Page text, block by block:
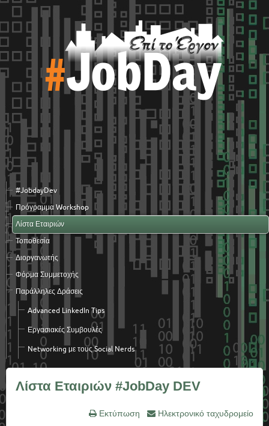
#JobdayDev
Πρόγραμμα Workshop
Λίστα Εταιριών
Τοποθεσία
Διοργανωτής
Φόρμα Συμμετοχής
Παράλληλες Δράσεις
Advanced LinkedΙn Tips
Εργασιακές Συμβουλές
Networking με τους Social Nerds
Λίστα Εταιριών #JobDay DEV
Εκτύπωση Ηλεκτρονικό ταχυδρομείο